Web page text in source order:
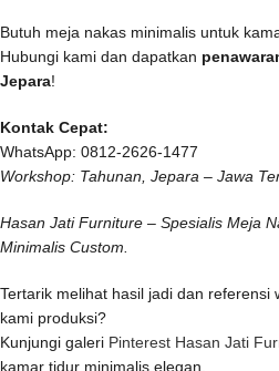
Butuh meja nakas minimalis untuk
Hubungi kami dan dapatkan
Jepara!
Kontak Cepat:
WhatsApp: 0812-2626-1477
Workshop: Tahunan, Jepara – Jawa
Hasan Jati Furniture – Spesialis Meja
Minimalis Custom.
Tertarik melihat hasil jadi dan referensi
kami produksi?
Kunjungi galeri Pinterest Hasan Jati
kamar tidur minimalis elegan.